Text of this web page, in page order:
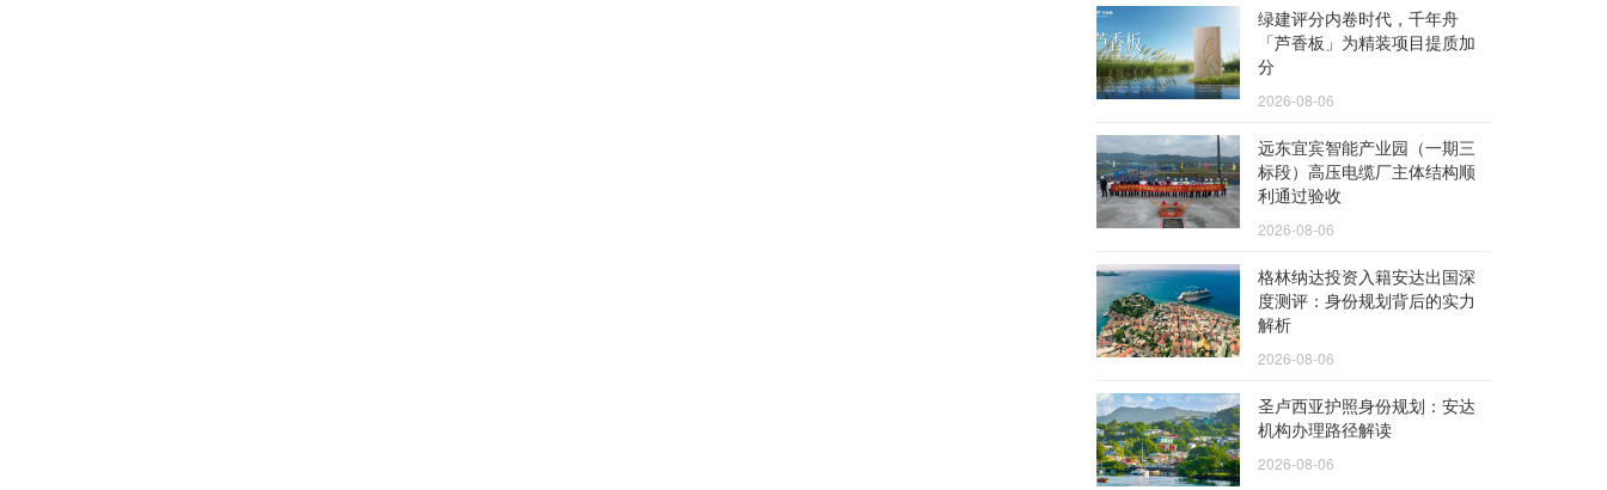
绿建评分内卷时代，千年舟
「芦香板」为精装项目提质加
分
2026-08-06
远东宜宾智能产业园（一期三
标段）高压电缆厂主体结构顺
利通过验收
2026-08-06
格林纳达投资入籍安达出国深
度测评：身份规划背后的实力
解析
2026-08-06
圣卢西亚护照身份规划：安达
机构办理路径解读
2026-08-06